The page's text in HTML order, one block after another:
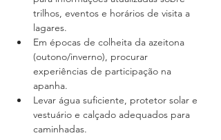
trilhos, eventos e horários de visita a
lagares.
Em épocas de colheita da azeitona
(outono/inverno), procurar
experiências de participação na
apanha.
Levar água suficiente, protetor solar e
vestuário e calçado adequados para
caminhadas.